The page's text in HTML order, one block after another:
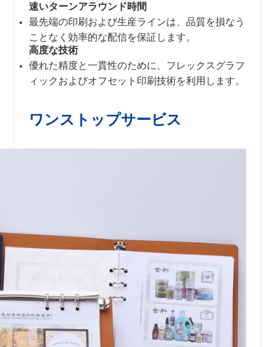
速いターンアラウンド時間
最先端の印刷および生産ラインは、品質を損なう
ことなく効率的な配信を保証します。
高度な技術
優れた精度と一貫性のために、フレックスグラフ
ィックおよびオフセット印刷技術を利用します。
ワンストップサービス